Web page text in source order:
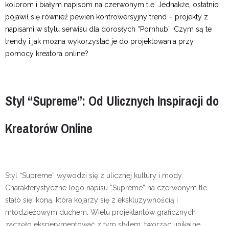
kolorom i białym napisom na czerwonym tle. Jednakże, ostatnio
pojawił się również pewien kontrowersyjny trend – projekty z
napisami w stylu serwisu dla dorosłych “Pornhub”. Czym są te
trendy i jak można wykorzystać je do projektowania przy
pomocy kreatora online?
Styl “Supreme”: Od Ulicznych Inspiracji do
Kreatorów Online
Styl “Supreme” wywodzi się z ulicznej kultury i mody.
Charakterystyczne logo napisu “Supreme” na czerwonym tle
stało się ikoną, która kojarzy się z ekskluzywnością i
młodzieżowym duchem. Wielu projektantów graficznych